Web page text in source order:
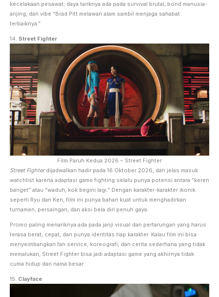
kecelakaan pesawat; daya tariknya ada pada survival brutal, bond manusia-
anjing, dan vibe “Brad Pitt melawan alam sambil menjaga sahabat
terbaiknya.”
14. Street Fighter
Film Paruh Kedua 2026 – Street Fighter
Street Fighterdijadwalkan hadir pada 16 Oktober 2026, dan jelas masuk
watchlist karena adaptasi game fighting selalu punya potensi antara “keren
banget” atau “waduh, kok begini lagi.” Dengan karakter-karakter ikonik
seperti Ryu dan Ken, film ini punya bahan kuat untuk menghadirkan
turnamen, persaingan, dan aksi bela diri penuh gaya.
Promo paling menariknya ada pada janji visual dan pertarungan yang harus
terasa berat, cepat, dan punya identitas tiap karakter. Kalau film ini bisa
menyeimbangkan fan service, koreografi, dan cerita sederhana yang tidak
memalukan, Street Fighter bisa jadi adaptasi game yang akhirnya tidak
cuma hidup dari nama besar.
15. Clayface